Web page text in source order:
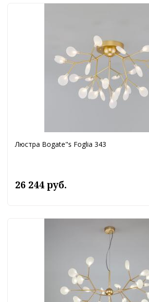
Люстра Bogate"s Foglia 343
26 244 руб.